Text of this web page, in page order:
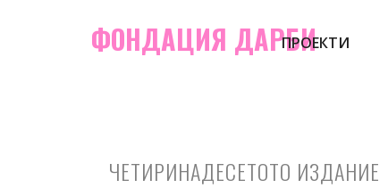
ФОНДАЦИЯ ДАРБИПРОЕКТИ
ЧЕТИРИНАДЕСЕТОТО ИЗДАНИЕ